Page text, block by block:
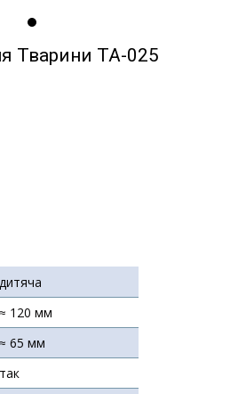
Тварини TA-025
дитяча
≈ 120 мм
≈ 65 мм
так